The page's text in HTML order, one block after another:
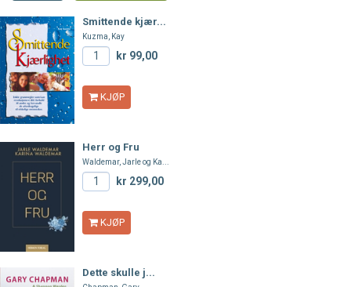
Smittende kjær...
Kuzma, Kay
kr 99,00
KJØP
Herr og Fru
Waldemar, Jarle og Ka...
kr 299,00
KJØP
Dette skulle j...